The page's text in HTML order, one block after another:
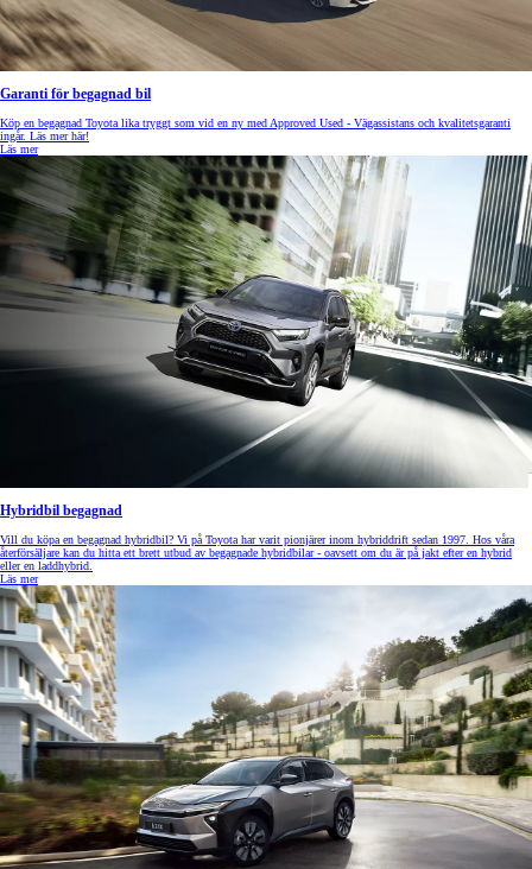
Garanti för begagnad bil
Köp en begagnad Toyota lika tryggt som vid en ny med Approved Used - Vägassistans och kvalitetsgaranti
ingår. Läs mer här!
Läs mer
Hybridbil begagnad
Vill du köpa en begagnad hybridbil? Vi på Toyota har varit pionjärer inom hybriddrift sedan 1997. Hos våra
återförsäljare kan du hitta ett brett utbud av begagnade hybridbilar - oavsett om du är på jakt efter en hybrid
eller en laddhybrid.
Läs mer